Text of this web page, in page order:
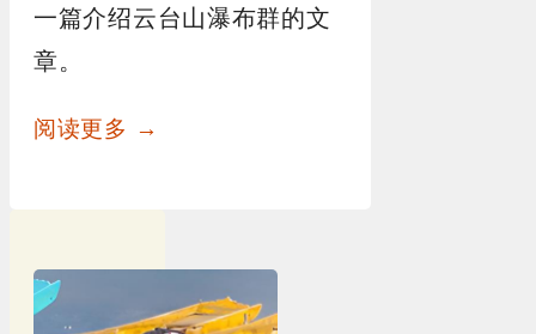
一篇介绍云台山瀑布群的文
章。
阅读更多 →